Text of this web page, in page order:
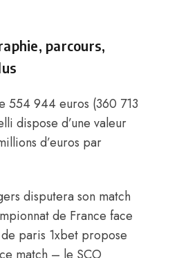
parcours,
554 944 euros (360 713
dispose d’une valeur
d’euros par
disputera son match
de France face
paris 1xbet propose